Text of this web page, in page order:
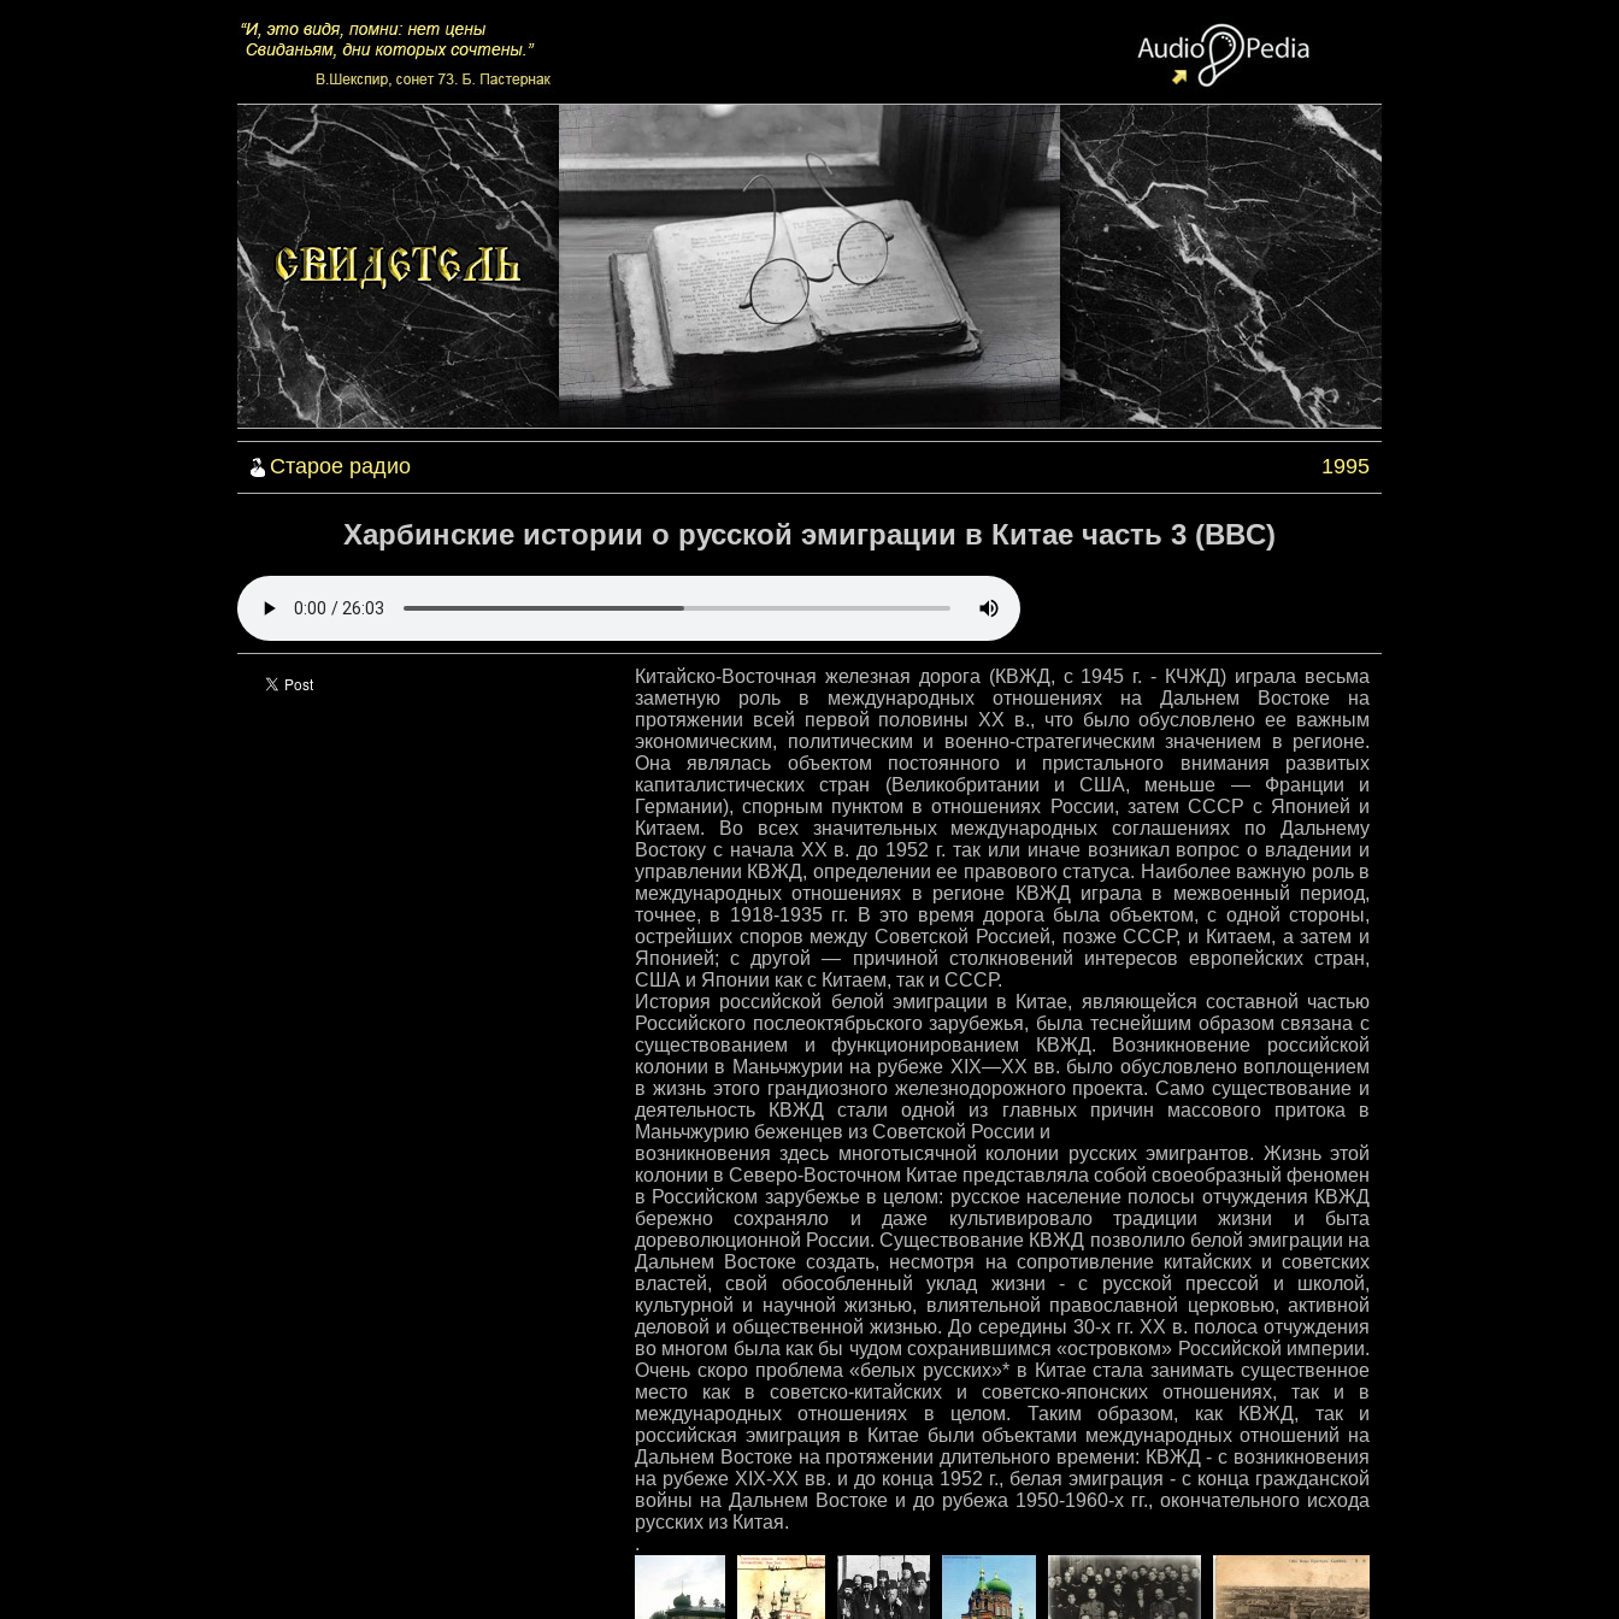
Старое радио 1995
Харбинские истории о русской эмиграции в Китае часть 3 (BBC)
Китайско-Восточная железная дорога (КВЖД, с 1945 г. - КЧЖД) играла весьма
заметную роль в международных отношениях на Дальнем Востоке на
протяжении всей первой половины XX в., что было обусловлено ее важным
экономическим, политическим и военно-стратегическим значением в регионе.
Она являлась объектом постоянного и пристального внимания развитых
капиталистических стран (Великобритании и США, меньше — Франции и
Германии), спорным пунктом в отношениях России, затем СССР с Японией и
Китаем. Во всех значительных международных соглашениях по Дальнему
Востоку с начала XX в. до 1952 г. так или иначе возникал вопрос о владении и
управлении КВЖД, определении ее правового статуса. Наиболее важную роль в
международных отношениях в регионе КВЖД играла в межвоенный период,
точнее, в 1918-1935 гг. В это время дорога была объектом, с одной стороны,
острейших споров между Советской Россией, позже СССР, и Китаем, а затем и
Японией; с другой — причиной столкновений интересов европейских стран,
США и Японии как с Китаем, так и СССР.
История российской белой эмиграции в Китае, являющейся составной частью
Российского послеоктябрьского зарубежья, была теснейшим образом связана с
существованием и функционированием КВЖД. Возникновение российской
колонии в Маньчжурии на рубеже XIX—XX вв. было обусловлено воплощением
в жизнь этого грандиозного железнодорожного проекта. Само существование и
деятельность КВЖД стали одной из главных причин массового притока в
Маньчжурию беженцев из Советской России и
возникновения здесь многотысячной колонии русских эмигрантов. Жизнь этой
колонии в Северо-Восточном Китае представляла собой своеобразный феномен
в Российском зарубежье в целом: русское население полосы отчуждения КВЖД
бережно сохраняло и даже культивировало традиции жизни и быта
дореволюционной России. Существование КВЖД позволило белой эмиграции на
Дальнем Востоке создать, несмотря на сопротивление китайских и советских
властей, свой обособленный уклад жизни - с русской прессой и школой,
культурной и научной жизнью, влиятельной православной церковью, активной
деловой и общественной жизнью. До середины 30-х гг. XX в. полоса отчуждения
во многом была как бы чудом сохранившимся «островком» Российской империи.
Очень скоро проблема «белых русских»* в Китае стала занимать существенное
место как в советско-китайских и советско-японских отношениях, так и в
международных отношениях в целом. Таким образом, как КВЖД, так и
российская эмиграция в Китае были объектами международных отношений на
Дальнем Востоке на протяжении длительного времени: КВЖД - с возникновения
на рубеже XIX-XX вв. и до конца 1952 г., белая эмиграция - с конца гражданской
войны на Дальнем Востоке и до рубежа 1950-1960-х гг., окончательного исхода
русских из Китая.
.